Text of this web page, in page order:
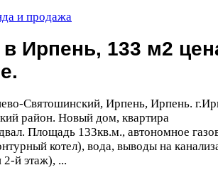
и продажа
в Ирпень, 133 м2
Святошинский, Ирпень, Ирпень.
район. Новый дом, квартира
Площадь 133кв.м., автономное
котел), вода, выводы на
й этаж), ...